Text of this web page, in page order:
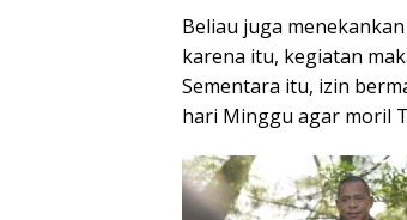
Beliau juga
karena itu, kegiatan
Sementara itu, izin
hari Minggu agar moril